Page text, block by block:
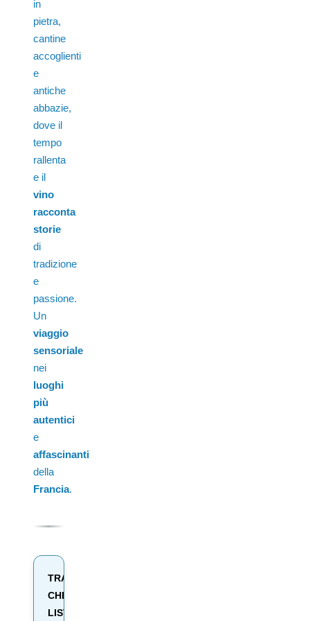
in
pietra,
cantine
accoglienti
e
antiche
abbazie,
dove il
tempo
rallenta
e il
vino
racconta
storie
di
tradizione
e
passione.
Un
viaggio
sensoriale
nei
luoghi
più
autentici
e
affascinanti
della
Francia.
TRAVEL
CHECK-
LIST